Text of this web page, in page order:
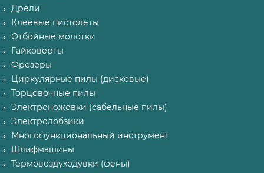
Дрели
Клеевые пистолеты
Отбойные молотки
Гайковерты
Фрезеры
Циркулярные пилы (дисковые)
Торцовочные пилы
Электроножовки (сабельные пилы)
Электролобзики
Многофункциональный инструмент
Шлифмашины
Термовоздуходувки (фены)